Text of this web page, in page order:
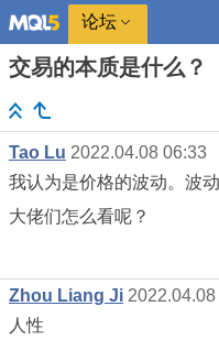
论坛
交易的本质是什么？
Tao Lu 2022.04.08 06:33
我认为是价格的波动。波
大佬们怎么看呢？
Zhou Liang Ji
人性